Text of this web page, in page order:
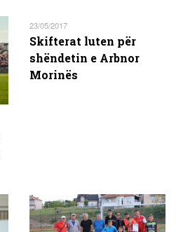
23/05/2017
Skifterat luten për
shëndetin e Arbnor
Morinës